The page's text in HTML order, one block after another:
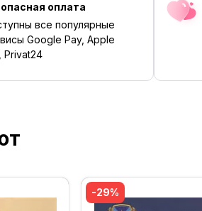
оплата
все популярные
Google Pay, Apple
Privat24
-29%